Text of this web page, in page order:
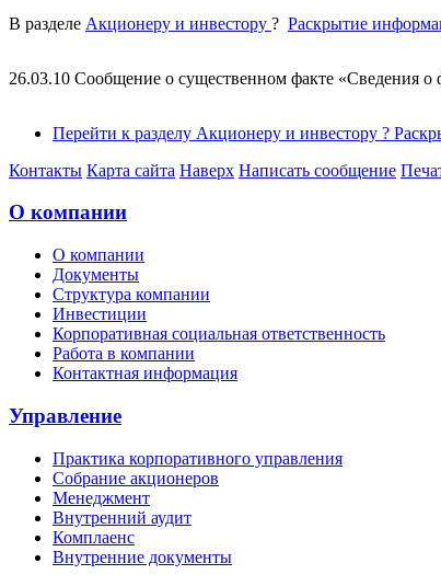
В разделе Акционеру и инвестору ? Раскрытие
26.03.10 Сообщение о существенном факте «Сведения о
Перейти к разделу Акционеру и инвестору ?
Контакты Карта сайта Наверх Написать сообщение
О компании
О компании
Документы
Структура компании
Инвестиции
Корпоративная социальная ответственность
Работа в компании
Контактная информация
Управление
Практика корпоративного управления
Собрание акционеров
Менеджмент
Внутренний аудит
Комплаенс
Внутренние документы